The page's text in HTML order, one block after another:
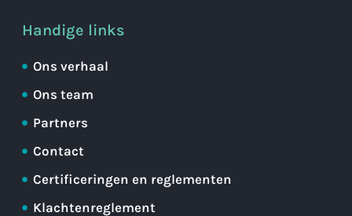
Handige links
Ons verhaal
Ons team
Partners
Contact
Certificeringen en reglementen
Klachtenreglement